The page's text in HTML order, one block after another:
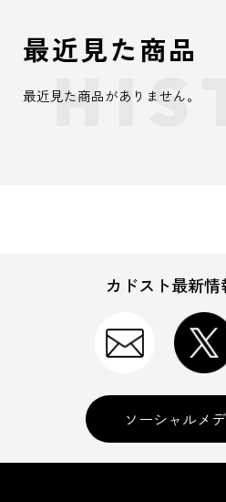
最近見た商品
最近見た商品がありません。
カドスト最新
ソーシャルメ